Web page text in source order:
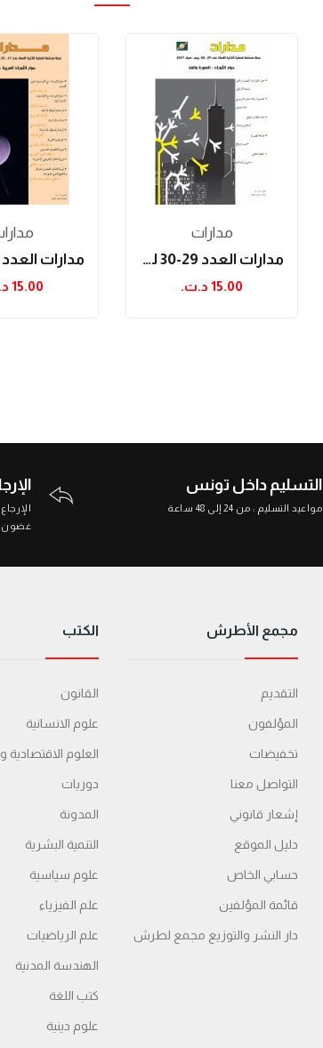
15.00 د.ت.‏
مدارات
مدارات العدد 29-30 لسنة 2017
15.00 د.ت.‏
غضون 30 يوم
التسليم داخل تونس
مواعيد التسليم : من 24 إلى 48 ساعة
مجمع الأطرش
التقديم
المؤلفون
تخفيضات
التواصل معنا
إشعار قانوني
دليل الموقع
حسابي الخاص
قائمة المؤلفين
دار النشر والتوزيع مجمع لطرش
الكتب
القانون
علوم الانسانية
العلوم الاقتصادية
دوريات
المدونة
التنمية البشرية
علوم سياسية
علم الفيزياء
علم الرياضيات
الهندسة المدنية
كتب اللغة
علوم دينية